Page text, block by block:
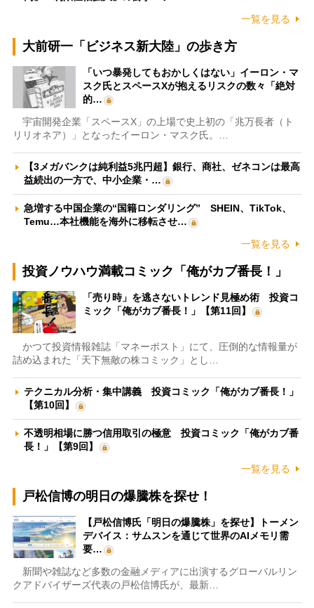
一覧を見る
大前研一「ビジネス新大陸」の歩き方
「いつ暴発してもおかしくはない」イーロン・マ
スク氏とスペースXが抱えるリスクの数々「絶対
的…
宇宙開発企業「スペースX」の上場で史上初の「兆万長者（ト
リリオネア）」となったイーロン・マスク氏。…
【3メガバンクは純利益5兆円超】銀行、商社、ゼネコンは最高
益続出の一方で、中小企業・…
急増する中国企業の“国籍ロンダリング” SHEIN、TikTok、
Temu…本社機能を海外に移転させ…
一覧を見る
投資ノウハウ満載コミック「俺がカブ番長！」
「売り時」を逃さないトレンド見極め術 投資コ
ミック「俺がカブ番長！」【第11回】
かつて投資情報雑誌「マネーポスト」にて、圧倒的な情報量が
詰め込まれた「天下無敵の株コミック」とし…
テクニカル分析・集中講義 投資コミック「俺がカブ番長！」
【第10回】
不透明相場に勝つ信用取引の極意 投資コミック「俺がカブ番
長！」【第9回】
一覧を見る
戸松信博の明日の爆騰株を探せ！
【戸松信博氏「明日の爆騰株」を探せ】トーメン
デバイス：サムスンを通じて世界のAIメモリ需
要…
新聞や雑誌など多数の金融メディアに出演するグローバルリン
クアドバイザーズ代表の戸松信博氏が、最新…